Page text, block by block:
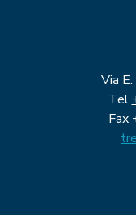
Via
Tel
Fax